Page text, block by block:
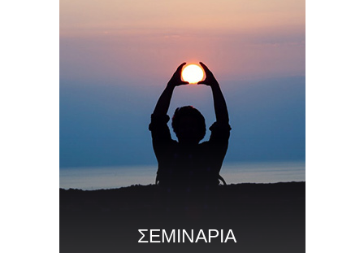
ΣΕΜΙΝΑΡΙΑ